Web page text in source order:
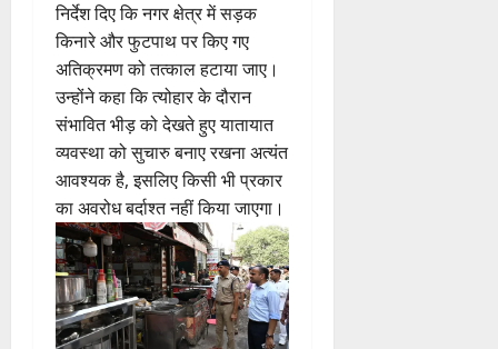
निर्देश दिए कि नगर क्षेत्र में सड़क
किनारे और फुटपाथ पर किए गए
अतिक्रमण को तत्काल हटाया जाए।
उन्होंने कहा कि त्योहार के दौरान
संभावित भीड़ को देखते हुए यातायात
व्यवस्था को सुचारु बनाए रखना अत्यंत
आवश्यक है, इसलिए किसी भी प्रकार
का अवरोध बर्दाश्त नहीं किया जाएगा।